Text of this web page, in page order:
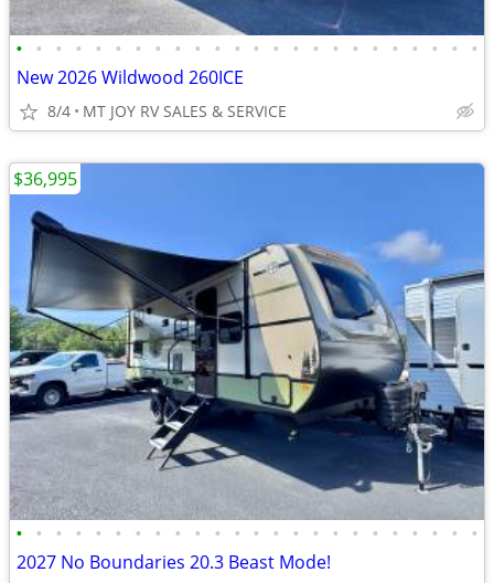
• • • • • • • • • • • • • • • • • • • • • • • •
New 2026 Wildwood 260ICE
8/4 MT JOY RV SALES & SERVICE
• • • • • • • • • • • • • • • • • • • • • • • •
2027 No Boundaries 20.3 Beast Mode!
$36,995